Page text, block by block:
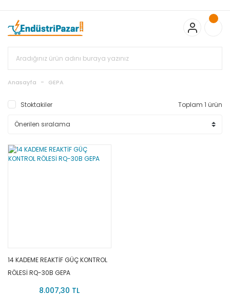
Bayonet J Tip Termokupul Ürünlerinde 50 Adet Alımlarda
Sepette Ekstra %5 İskonto...
50.000,00TL ve Üzeri EMKO Ürünleri
Alışverişlerinizde Sepette %5 EK İNDİRİM...
%15 İskonto... 50.000,00TL ve Üzeri GEMO Ürünleri
Alışverişlerinizde Sepette %3 EK İNDİRİM...
Standart Bayonet J Tip Termokupul Ürünlerinde 100 Adet
Anasayfa GEPA
Stoktakiler Toplam 1 ürün
14 KADEME REAKTİF GÜÇ KONTROL
RÖLESİ RQ-30B GEPA
8.007,30 TL